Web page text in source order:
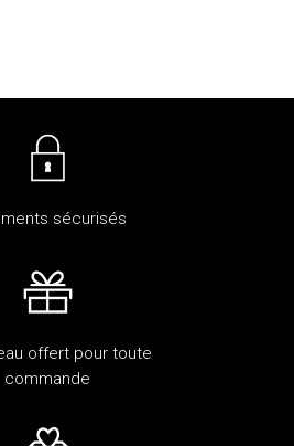
sécurisés
offert pour toute
commande